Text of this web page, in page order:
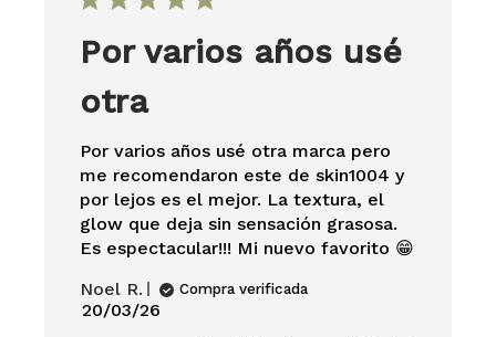
Por varios años usé
otra
Por varios años usé otra marca pero
me recomendaron este de skin1004 y
por lejos es el mejor. La textura, el
glow que deja sin sensación grasosa.
Es espectacular!!! Mi nuevo favorito 😁
Noel R.
Compra verificada
Fecha
20/03/26